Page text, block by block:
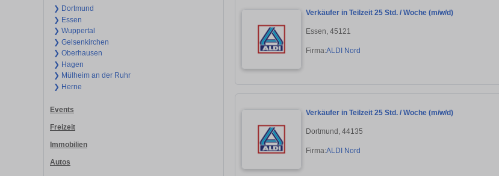
❯ Dortmund
❯ Essen
❯ Wuppertal
❯ Gelsenkirchen
❯ Oberhausen
❯ Hagen
❯ Mülheim an der Ruhr
❯ Herne
Events
Freizeit
Immobilien
Autos
Verkäufer in Teilzeit 25 Std. / Woche (m/w/d)
Essen, 45121
Firma:ALDI Nord
Verkäufer in Teilzeit 25 Std. / Woche (m/w/d)
Dortmund, 44135
Firma:ALDI Nord